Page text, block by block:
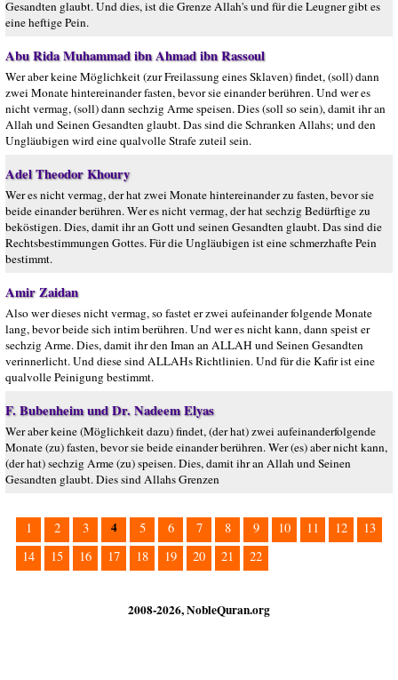
Gesandten glaubt. Und dies, ist die Grenze Allah's und für die Leugner gibt es
eine heftige Pein.
Abu Rida Muhammad ibn Ahmad ibn Rassoul
Wer aber keine Möglichkeit (zur Freilassung eines Sklaven) findet, (soll) dann
zwei Monate hintereinander fasten, bevor sie einander berühren. Und wer es
nicht vermag, (soll) dann sechzig Arme speisen. Dies (soll so sein), damit ihr an
Allah und Seinen Gesandten glaubt. Das sind die Schranken Allahs; und den
Ungläubigen wird eine qualvolle Strafe zuteil sein.
Adel Theodor Khoury
Wer es nicht vermag, der hat zwei Monate hintereinander zu fasten, bevor sie
beide einander berühren. Wer es nicht vermag, der hat sechzig Bedürftige zu
beköstigen. Dies, damit ihr an Gott und seinen Gesandten glaubt. Das sind die
Rechtsbestimmungen Gottes. Für die Ungläubigen ist eine schmerzhafte Pein
bestimmt.
Amir Zaidan
Also wer dieses nicht vermag, so fastet er zwei aufeinander folgende Monate
lang, bevor beide sich intim berühren. Und wer es nicht kann, dann speist er
sechzig Arme. Dies, damit ihr den Iman an ALLAH und Seinen Gesandten
verinnerlicht. Und diese sind ALLAHs Richtlinien. Und für die Kafir ist eine
qualvolle Peinigung bestimmt.
F. Bubenheim und Dr. Nadeem Elyas
Wer aber keine (Möglichkeit dazu) findet, (der hat) zwei aufeinanderfolgende
Monate (zu) fasten, bevor sie beide einander berühren. Wer (es) aber nicht kann,
(der hat) sechzig Arme (zu) speisen. Dies, damit ihr an Allah und Seinen
Gesandten glaubt. Dies sind Allahs Grenzen
1 2 3 4 5 6 7 8 9 10 11 12
13
14
15 16 17 18 19 20 21 22
2008-2026, NobleQuran.org